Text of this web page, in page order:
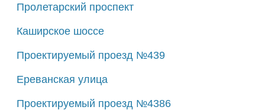
Пролетарский проспект
Каширское шоссе
Проектируемый проезд №439
Ереванская улица
Проектируемый проезд №4386